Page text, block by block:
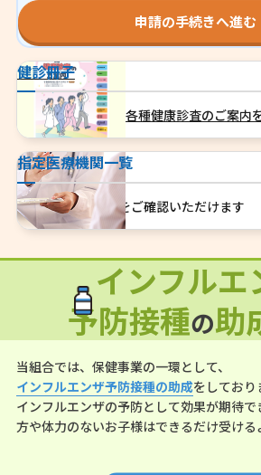
申請の手続きへ進む
健診冊子
令和8年度職別国保各種健康診査のご案内
指定医療機関一覧
指定医療機関一覧をご確認いただけます
インフルエ
予防接種の助
当組合では、保健事業の一環として、
インフルエンザ予防接種の助成をしており
インフルエンザの予防として効果が期待で
方や体力のないお子様はできるだけ受ける